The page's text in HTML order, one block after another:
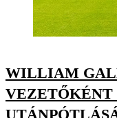
WILLIAM
VEZETŐKÉNT